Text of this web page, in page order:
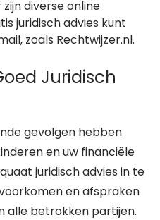
zijn diverse online
juridisch advies kunt
zoals Rechtwijzer.nl.
Juridisch
gevolgen hebben
en uw financiële
juridisch advies in te
en afspraken
alle betrokken partijen.